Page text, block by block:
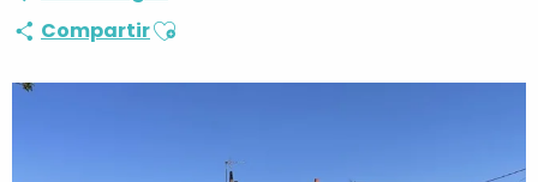
CompartirAjouter aux favoris